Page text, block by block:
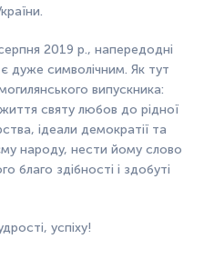
2019 р., напередодні
дуже символічним. Як тут
випускника:
святу любов до рідної
ідеали демократії та
народу, нести йому слово
благо здібності і здобуті
успіху!